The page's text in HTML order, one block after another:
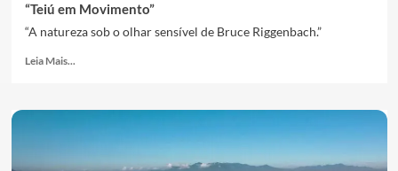
“Teiú em Movimento”
“A natureza sob o olhar sensível de Bruce Riggenbach.”
Leia Mais...